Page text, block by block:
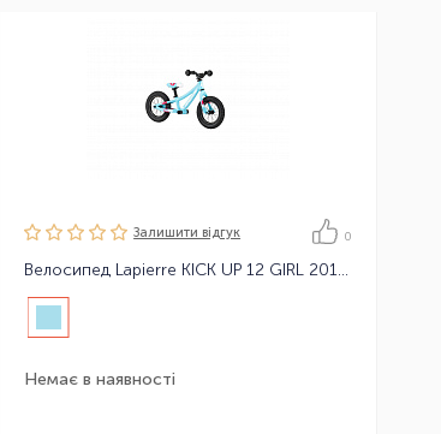
Залишити вiдгук 0
Велосипед Lapierre KICK UP 12 GIRL 2018 Blue
Немає в наявності